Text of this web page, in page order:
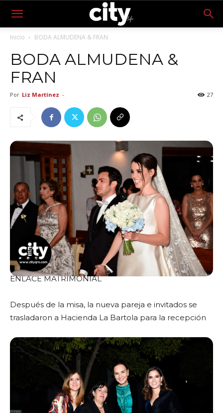
Inicio BODA ALMUDENA & FRAN
BODA ALMUDENA &
FRAN
Por Liz Martínez - 27
ENLACE MATRIMONIAL
Después de la misa, la nueva pareja e invitados se
trasladaron a Hacienda La Bartola para la recepción